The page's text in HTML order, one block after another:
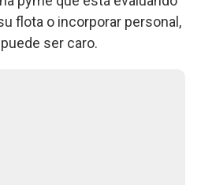
flota o incorporar personal,
ser caro.